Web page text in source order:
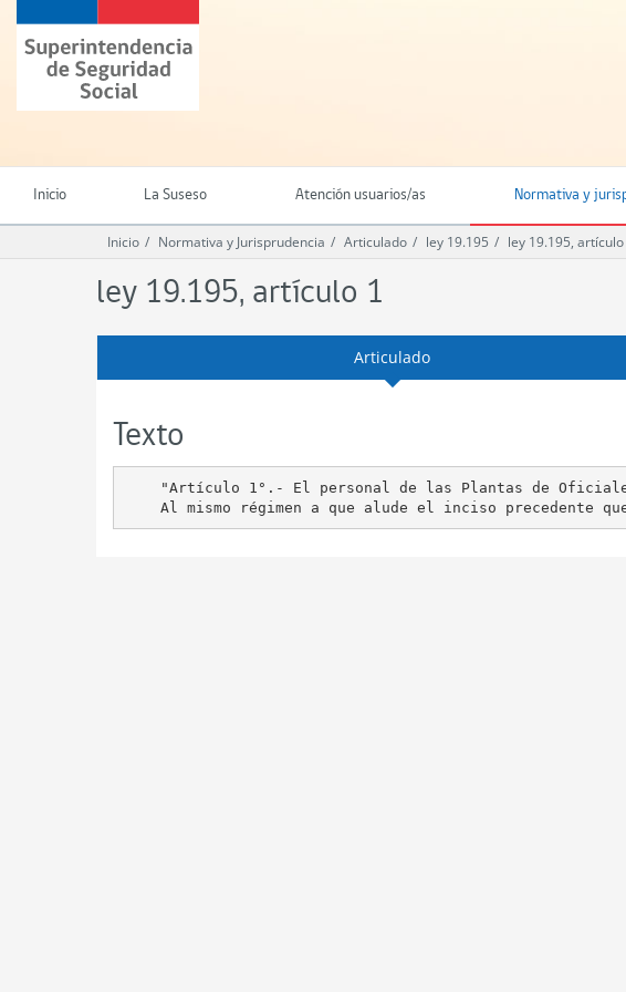
contenido
principal
Superintendencia
de
Seguridad
(SUSESO)
Chile
Inicio La Suseso Atención usuarios/as Normativa y
Inicio Normativa y Jurisprudencia Articulado ley 19.195 ley 19.195, artículo
ley 19.195, artículo 1
Articulado
Texto
"Artículo 1°.- El personal de las Plantas de